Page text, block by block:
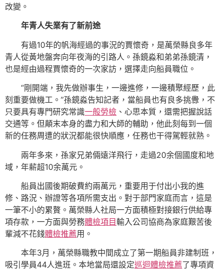
改變。
年青人失業有了新前途
有過10年的帆海經過的事況的賈懷奇，是萬榮縣良多年
青人從黃地盤奔向年夜海的引路人。孫鏡淼和弟弟孫鏡清，
也是經由過程賈懷奇的一次家訪，選擇走向船員職位。
“剛開端，我先做辦事生，一邊進修，一邊積聚經歷，此
刻重要做機工。”孫鏡淼告知記者，當船員也有良多挑釁，不
只要具有專門研究常識一般勞檢 、心思本質，還需把握說話
交通等。但顛末本身的盡力和大師的輔助，他此刻每到一個
新的任務周遭的狀況都能很快順應，任務也干得駕輕就熟。
兩年多來，孫家兄弟倆遠洋飛行，走過20余個國度和地
域，年薪超10余萬元。
船員出國後期破費約兩萬元，重要用于付出小我的進
修、路況、辦證等各項所需支出。對于部門家庭而言，這是
一筆不小的累贅。萬榮縣人社局一方面積極對接銀行供給專
項存款，一方面與勞務體檢項目輸入公司協商為家庭艱苦後
輩減不花錢體檢推薦用。
本年3月，萬榮縣職教中間成立了第一期船員非建制班，
吸引學員44人進班。本地當局還設定巡迴體檢推薦了專項資